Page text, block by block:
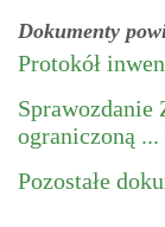
Dokumenty
Protokół
Sprawozdanie
ograniczoną ...
Pozostałe